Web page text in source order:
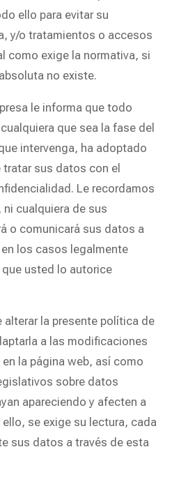
ello para evitar su
y/o tratamientos o accesos
como exige la normativa, si
no existe.
le informa que todo
que sea la fase del
intervenga, ha adoptado
sus datos con el
Le recordamos
ni cualquiera de sus
o comunicará sus datos a
los casos legalmente
usted lo autorice
alterar la presente política de
a las modificaciones
la página web, así como
sobre datos
apareciendo y afecten a
se exige su lectura, cada
sus datos a través de esta